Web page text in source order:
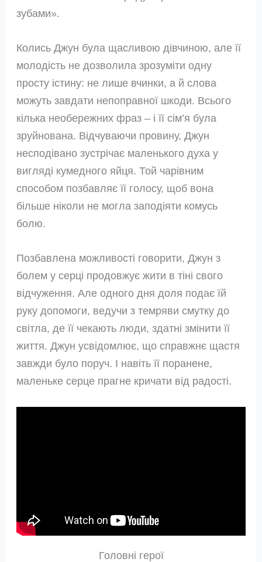
зубами».
Колись Джун була щасливою дівчиною, але її
молодість не дозволила зрозуміти одну
просту істину: не лише вчинки, а й слова
можуть завдати непоправної шкоди. Всього
кілька необережних фраз – і її сім’я була
зруйнована. Відчуваючи провину, Джун
несподівано зустрічає маленького духа у
вигляді кумедного яйця. Той чарівним
способом позбавляє її голосу, щоб вона
більше ніколи не могла заподіяти комусь
болю.
Позбавлена можливості говорити, Джун з
болем у серці продовжує жити в тіні свого
відчуження. Але одного дня доля подає їй
руку допомоги, ведучи з темряви смутку до
світла, де її чекають люди, здатні змінити її
життя. Джун усвідомлює, що справжнє щастя
завжди було поруч. І навіть її поранене,
маленьке серце прагне кричати від радості.
Головні герої